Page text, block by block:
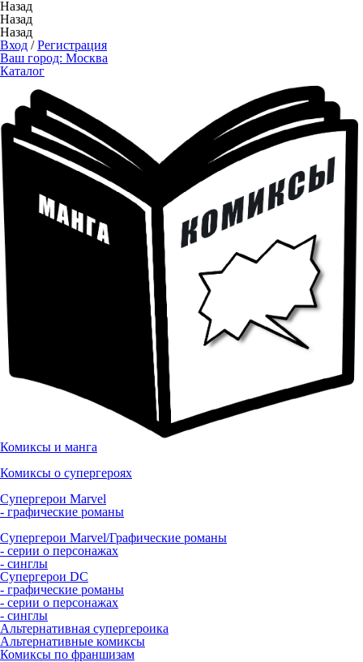
Назад
Назад
Назад
Вход /Регистрация
Ваш город: Москва
Каталог
Комиксы и манга
Комиксы о супергероях
Супергерои Marvel
- графические романы
Супергерои Marvel/Графические романы
- серии о персонажах
- синглы
Супергерои DC
- графические романы
- серии о персонажах
- синглы
Альтернативная супергероика
Альтернативные комиксы
Комиксы по франшизам